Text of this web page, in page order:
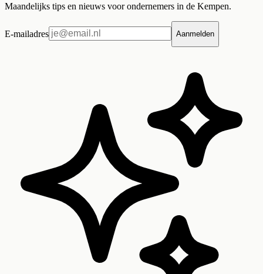
Maandelijks tips en nieuws voor ondernemers in de Kempen.
E-mailadres Aanmelden